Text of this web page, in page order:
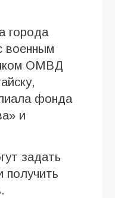
города
военным
ОМВД
фонда
и
задать
получить